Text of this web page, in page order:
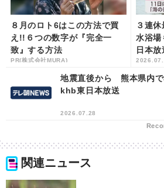
８月のロト6はこの方法で買
え!!６つの数字が『完全一
致』する方法
PR(株式会社MURA)
３連
水浴
日本放
地震直後から 熊本県内
khb東日本放送
2026.07.28
関連ニュース